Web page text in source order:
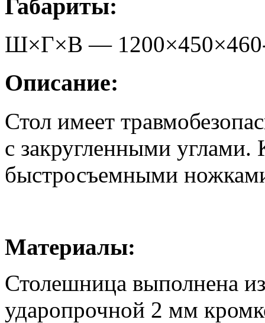
Габариты:
Ш×Г×В — 1200×450×
Описание:
Стол имеет
с закругленными углами.
быстросъемными
Материалы:
Столешница выполнена
ударопрочной 2 мм